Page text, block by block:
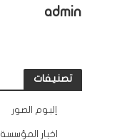
admin
تصنيفات
إلبوم الصور
اخبار المؤسسة